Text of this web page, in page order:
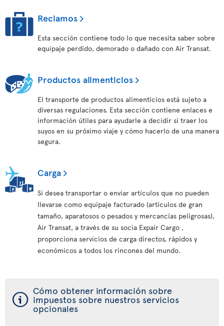
Reclamos
Esta sección contiene todo lo que necesita saber sobre
equipaje perdido, demorado o dañado con Air Transat.
Productos alimenticios
El transporte de productos alimenticios está sujeto a
diversas regulaciones. Esta sección contiene enlaces e
información útiles para ayudarle a decidir si traer los
suyos en su próximo viaje y cómo hacerlo de una manera
segura.
Carga
Si desea transportar o enviar artículos que no pueden
llevarse como equipaje facturado (artículos de gran
tamaño, aparatosos o pesados y mercancías peligrosas),
Air Transat, a través de su socia Expair Cargo ,
proporciona servicios de carga directos, rápidos y
económicos a todos los rincones del mundo.
ý Cómo obtener información sobre
impuestos sobre nuestros servicios
opcionales